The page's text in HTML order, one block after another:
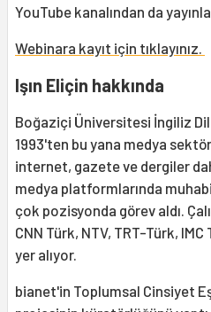
YouTube kanalından da
Webinara kayıt için tıklayınız.
Işın Eliçin hakkında
Boğaziçi Üniversitesi İngiliz
1993'ten bu yana medya
internet, gazete ve dergiler
medya platformlarında
çok pozisyonda görev aldı.
CNN Türk, NTV, TRT-Türk,
yer alıyor.
bianet'in Toplumsal Cinsiyet